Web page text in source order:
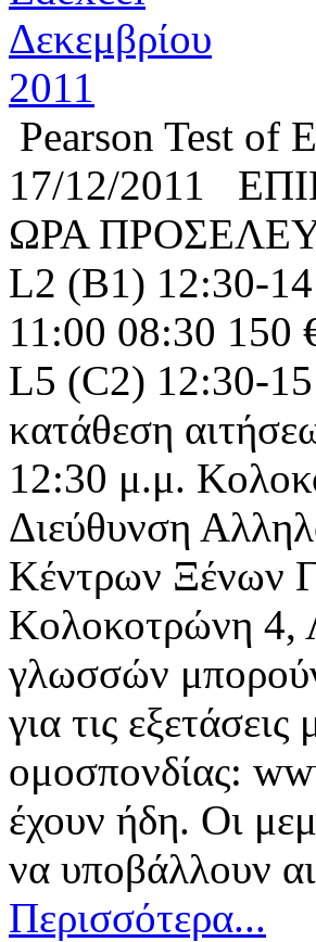
Pearson Test of
17/12/2011
ΩΡΑ
L2 (B1) 12:30-
11:00 08:30 150
L5 (C2) 12:30-
κατάθεση
12:30 μ.μ.
Διεύθυνση
Κέντρων Ξένων
Κολοκοτρώνη 4,
γλωσσών
για τις
ομοσπονδίας:
έχουν ήδη. Οι
να υποβάλλουν
Περισσότερα...